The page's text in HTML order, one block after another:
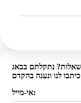
כיתבו לנו ונענה בהקדם
אי-מייל: